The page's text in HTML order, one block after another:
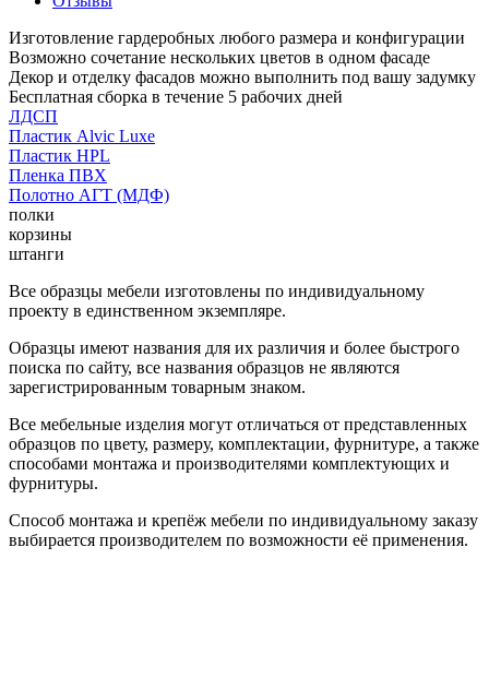
Изготовление гардеробных любого размера и конфигурации
Возможно сочетание нескольких цветов в одном фасаде
Декор и отделку фасадов можно выполнить под вашу задумку
Бесплатная сборка в течение 5 рабочих дней
ЛДСП
Пластик Alvic Luxe
Пластик HPL
Пленка ПВХ
Полотно АГТ (МДФ)
полки
корзины
штанги
Все образцы мебели изготовлены по индивидуальному
проекту в единственном экземпляре.
Образцы имеют названия для их различия и более быстрого
поиска по сайту, все названия образцов не являются
зарегистрированным товарным знаком.
Все мебельные изделия могут отличаться от представленных
образцов по цвету, размеру, комплектации, фурнитуре, а также
способами монтажа и производителями комплектующих и
фурнитуры.
Способ монтажа и крепёж мебели по индивидуальному заказу
выбирается производителем по возможности её применения.